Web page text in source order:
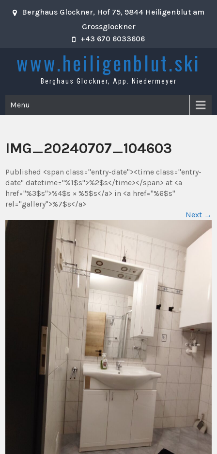
Berghaus Glockner, Hof 75, 9844 Heiligenblut am
Grossglockner
+43 670 6033606
www.heiligenblut.ski
Berghaus Glockner, App. Niedermeyer
Menu
IMG_20240707_104603
Published <span class="entry-date"><time class="entry-
date" datetime="%1$s">%2$s</time></span> at <a
href="%3$s">%4$s × %5$s</a> in <a href="%6$s"
rel="gallery">%7$s</a>
Next →